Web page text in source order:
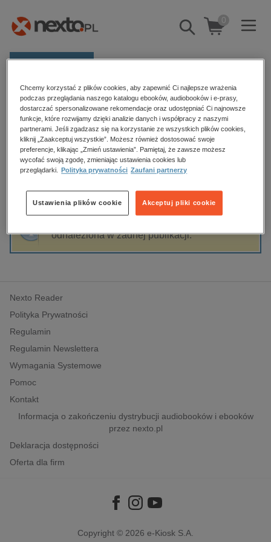
Pokaż/schowaj
wyszukiwarkę
0
Kategorie
Zobacz wszystkie E-prasa
budownictwo, aranżacja wnętrz
biznesowe, branżowe, gospodarka
dzienniki
edukacja
hobby, sport, rozrywka
komputery, internet, technologie, informatyka
polityka, społeczno-informacyjne
psychologiczne
inne
popularno-naukowe
historia
Strona główna Józef Czechowicz
Józef Czechowicz
Sortowanie Filtrowanie
odnaleziona w żadnej publikacji.
Nexto Reader
Polityka Prywatności
Regulamin
Regulamin Newslettera
Wymagania Systemowe
Pomoc
Kontakt
Informacja o zakończeniu dystrybucji audiobooków i ebooków
przez nexto.pl
Deklaracja dostępności
Oferta dla firm
Copyright © 2026 e-Kiosk S.A.
Chcemy korzystać z plików cookies, aby zapewnić Ci najlepsze wrażenia
podczas przeglądania naszego katalogu ebooków, audiobooków i e-prasy,
dostarczać spersonalizowane rekomendacje oraz udostępniać Ci najnowsze
funkcje, które rozwijamy dzięki analizie danych i współpracy z naszymi
partnerami. Jeśli zgadzasz się na korzystanie ze wszystkich plików cookies,
kliknij „Zaakceptuj wszystkie”. Możesz również dostosować swoje
preferencje, klikając „Zmień ustawienia”. Pamiętaj, że zawsze możesz
wycofać swoją zgodę, zmieniając ustawienia cookies lub
przeglądarki.
Polityka prywatności Zaufani partnerzy
Akceptuj pliki cookie
Ustawienia plików cookie